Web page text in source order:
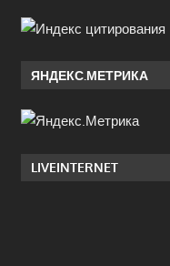
ЯНДЕКС.МЕТРИКА
LIVEINTERNET